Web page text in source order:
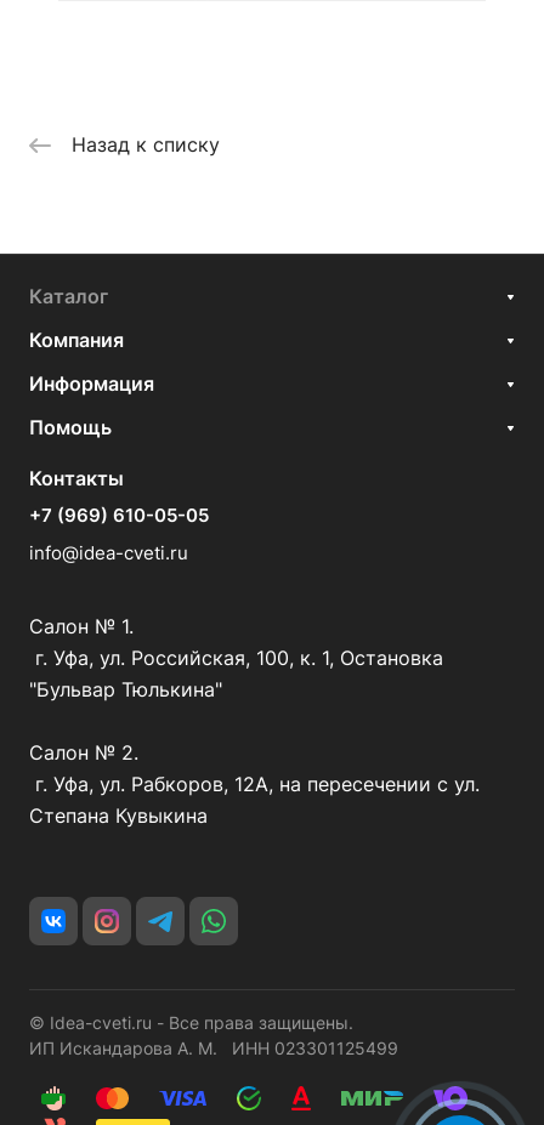
Назад к списку
Каталог
Компания
Информация
Помощь
Контакты
+7 (969) 610-05-05
info@idea-cveti.ru
Салон № 1.
г. Уфа, ул. Российская, 100, к. 1, Остановка
"Бульвар Тюлькина"
Салон № 2.
г. Уфа, ул. Рабкоров, 12А, на пересечении с ул.
Степана Кувыкина
© Idea-cveti.ru - Все права защищены.
ИП Искандарова А. М. ИНН 023301125499